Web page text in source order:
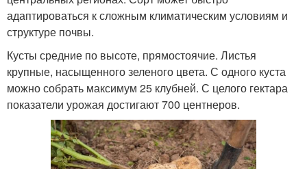
адаптироваться к сложным климатическим условиям и
структуре почвы.
Кусты средние по высоте, прямостоячие. Листья
крупные, насыщенного зеленого цвета. С одного куста
можно собрать максимум 25 клубней. С целого гектара
показатели урожая достигают 700 центнеров.